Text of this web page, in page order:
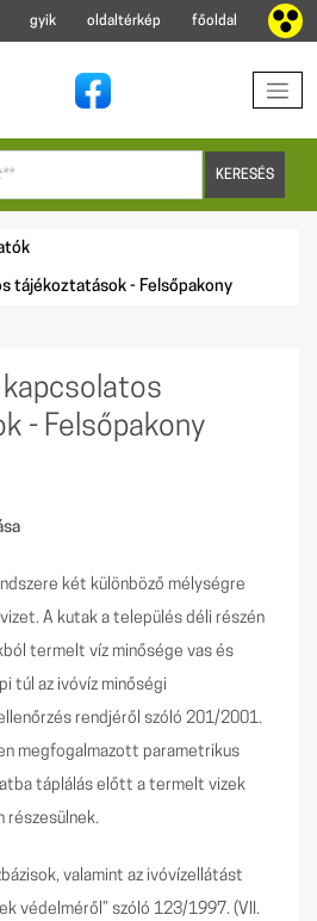
gyik oldaltérkép főoldal
tájékoztatások - Felsőpakony
kapcsolatos
- Felsőpakony
két különböző mélységre
A kutak a település déli részén
termelt víz minősége vas és
túl az ivóvíz minőségi
rendjéről szóló 201/2001.
megfogalmazott parametrikus
táplálás előtt a termelt vizek
részesülnek.
valamint az ivóvízellátást
védelméről” szóló 123/1997. (VII.